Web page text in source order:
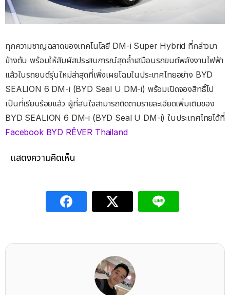
ทุกความชาญฉลาดของเทคโนโลยี DM-i Super Hybrid ที่กล่าวมา
ข้างต้น พร้อมให้สัมผัสประสบการณ์สุดล้ำเสมือนรถยนต์พลังงานไฟฟ้า
แล้วในรถยนต์รุ่นใหม่ล่าสุดที่เพิ่งเผยโฉมในประเทศไทยอย่าง BYD
SEALION 6 DM-i (BYD Seal U DM-i) พร้อมเปิดจองสิทธิ์ไป
เป็นที่เรียบร้อยแล้ว ผู้ที่สนใจสามารถติดตามรายละเอียดเพิ่มเติมของ
BYD SEALION 6 DM-i (BYD Seal U DM-i) ในประเทศไทยได้ที่
Facebook BYD RÊVER Thailand
แสดงความคิดเห็น